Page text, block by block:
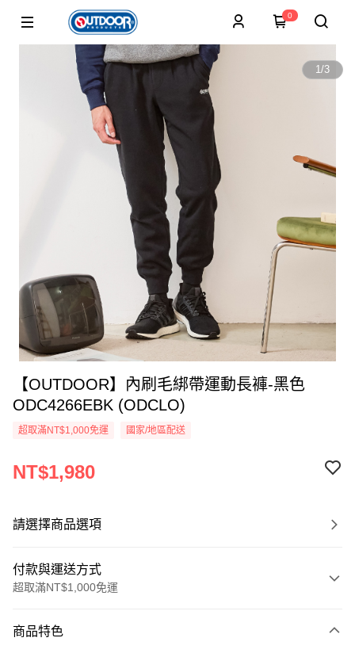
0
1/3
【OUTDOOR】內刷毛綁帶運動長褲-黑色
ODC4266EBK (ODCLO)
超取滿NT$1,000免運 國家/地區配送
NT$1,980
請選擇商品選項
付款與運送方式
超取滿NT$1,000免運
信用卡一次付款
商品特色